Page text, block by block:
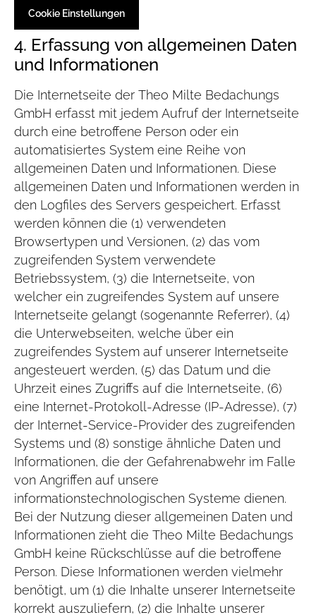
Cookie Einstellungen
4. Erfassung von allgemeinen Daten
und Informationen
Die Internetseite der Theo Milte Bedachungs
GmbH erfasst mit jedem Aufruf der Internetseite
durch eine betroffene Person oder ein
automatisiertes System eine Reihe von
allgemeinen Daten und Informationen. Diese
allgemeinen Daten und Informationen werden in
den Logfiles des Servers gespeichert. Erfasst
werden können die (1) verwendeten
Browsertypen und Versionen, (2) das vom
zugreifenden System verwendete
Betriebssystem, (3) die Internetseite, von
welcher ein zugreifendes System auf unsere
Internetseite gelangt (sogenannte Referrer), (4)
die Unterwebseiten, welche über ein
zugreifendes System auf unserer Internetseite
angesteuert werden, (5) das Datum und die
Uhrzeit eines Zugriffs auf die Internetseite, (6)
eine Internet-Protokoll-Adresse (IP-Adresse), (7)
der Internet-Service-Provider des zugreifenden
Systems und (8) sonstige ähnliche Daten und
Informationen, die der Gefahrenabwehr im Falle
von Angriffen auf unsere
informationstechnologischen Systeme dienen.
Bei der Nutzung dieser allgemeinen Daten und
Informationen zieht die Theo Milte Bedachungs
GmbH keine Rückschlüsse auf die betroffene
Person. Diese Informationen werden vielmehr
benötigt, um (1) die Inhalte unserer Internetseite
korrekt auszuliefern, (2) die Inhalte unserer